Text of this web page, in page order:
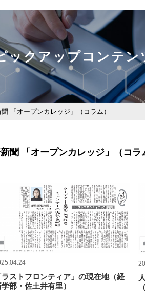
ックアップコンテン
「オープンカレッジ」（コラム）
聞 「オープンカレッジ」（コラ
ラストフロンティア」の現在地（経
部・佐土井有里）